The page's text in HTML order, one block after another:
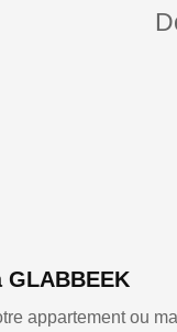
appartement ou